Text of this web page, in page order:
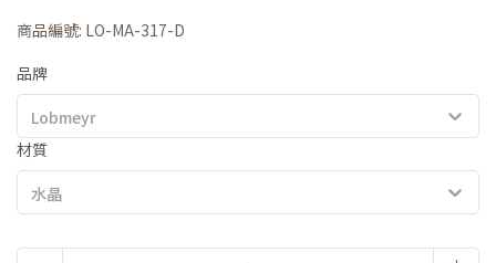
商品編號: LO-MA-317-D
品牌
Lobmeyr
材質
水晶